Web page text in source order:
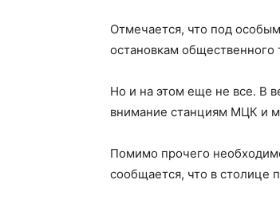
Отмечается, что под
остановкам общественного
Но и на этом еще не все. В
внимание станциям МЦК и
Помимо прочего
сообщается, что в столице